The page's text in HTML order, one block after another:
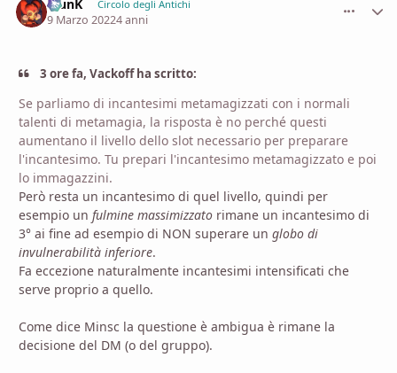
KlunK Circolo degli Antichi
9 Marzo 20224 anni
3 ore fa, Vackoff ha scritto:
Se parliamo di incantesimi metamagizzati con i normali
talenti di metamagia, la risposta è no perché questi
aumentano il livello dello slot necessario per preparare
l'incantesimo. Tu prepari l'incantesimo metamagizzato e poi
lo immagazzini.
Però resta un incantesimo di quel livello, quindi per
esempio un fulmine massimizzato rimane un incantesimo di
3° ai fine ad esempio di NON superare un globo di
invulnerabilità inferiore.
Fa eccezione naturalmente incantesimi intensificati che
serve proprio a quello.
Come dice Minsc la questione è ambigua è rimane la
decisione del DM (o del gruppo).